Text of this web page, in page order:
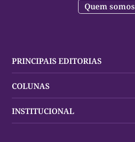
Quem somos
PRINCIPAIS EDITORIAS
Palmas
Mundo
COLUNAS
Policial
INSTITUCIONAL